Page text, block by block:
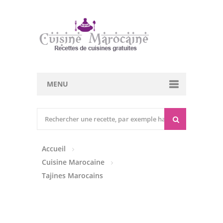
MENU
Entrées Froides
Tajines
Accueil
Cuisine Marocaine
Tajines Marocains